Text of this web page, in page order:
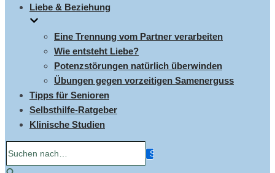
Liebe & Beziehung
Eine Trennung vom Partner verarbeiten
Wie entsteht Liebe?
Potenzstörungen natürlich überwinden
Übungen gegen vorzeitigen Samenerguss
Tipps für Senioren
Selbsthilfe-Ratgeber
Klinische Studien